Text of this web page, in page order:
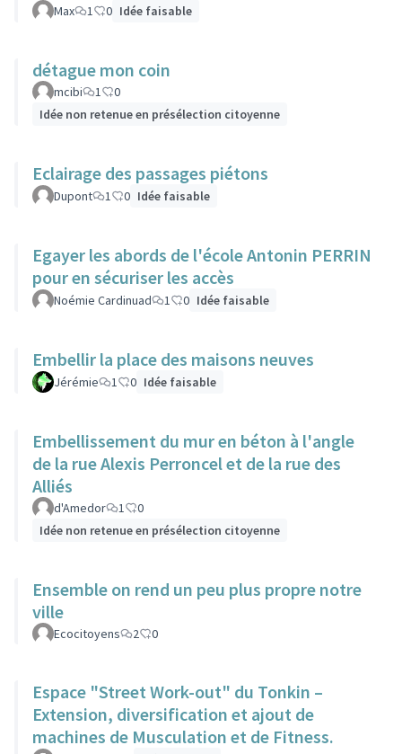
Max 1 0 Idée faisable
détague mon coin
mcibi 1
0
Idée non retenue en présélection citoyenne
Eclairage des passages piétons
Dupont 1 0 Idée faisable
Egayer les abords de l'école Antonin PERRIN
pour en sécuriser les accès
Noémie Cardinuad 1 0 Idée faisable
Embellir la place des maisons neuves
Jérémie 1 0 Idée faisable
Embellissement du mur en béton à l'angle
de la rue Alexis Perroncel et de la rue des
Alliés
d'Amedor 1
0
Idée non retenue en présélection citoyenne
Ensemble on rend un peu plus propre notre
ville
Ecocitoyens 2 0
Espace "Street Work-out" du Tonkin –
Extension, diversification et ajout de
machines de Musculation et de Fitness.